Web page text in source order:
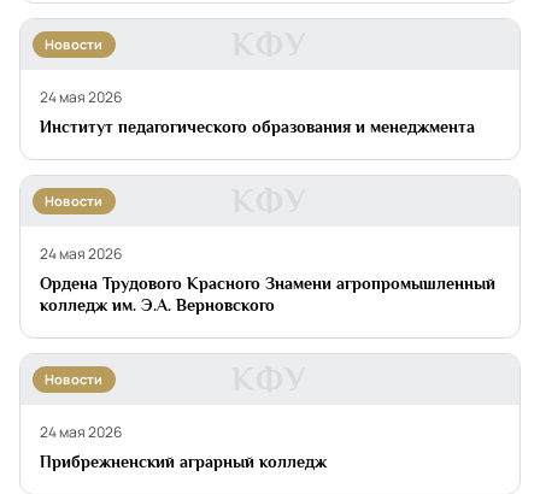
Новости
24 мая 2026
Институт педагогического образования и менеджмента
Новости
24 мая 2026
Ордена Трудового Красного Знамени агропромышленный
колледж им. Э.А. Верновского
Новости
24 мая 2026
Прибрежненский аграрный колледж